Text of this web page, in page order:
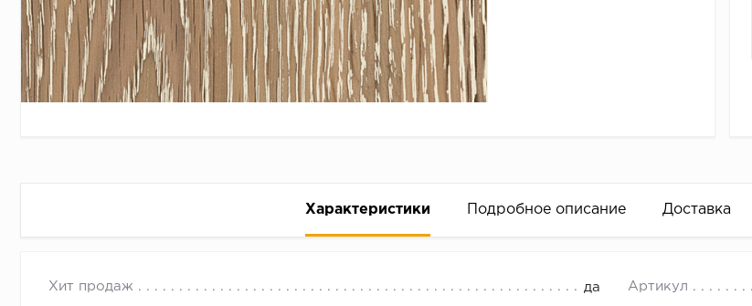
Характеристики Подробное описание Доставка
Хит продаж да Артикул